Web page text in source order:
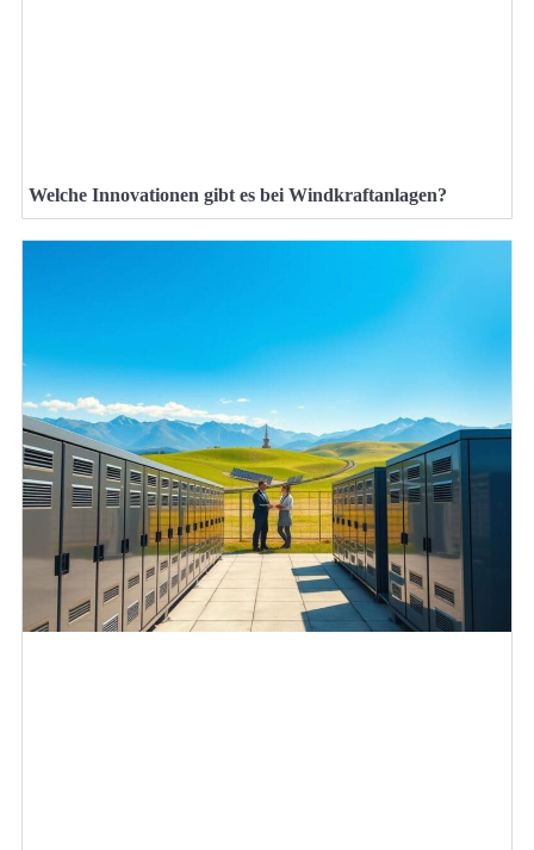
Welche Innovationen gibt es bei Windkraftanlagen?